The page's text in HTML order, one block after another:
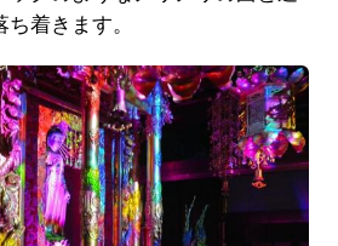
着きます。